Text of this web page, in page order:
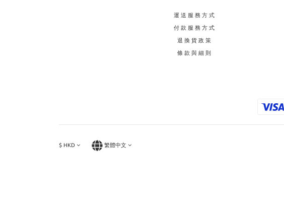
運送服務方式
付款服務方式
退換貨政策
條款與細則
$ HKD 繁體中文